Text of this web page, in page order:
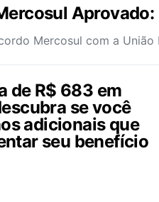
Mercosul com a
de R$ 683 em
se você
adicionais que
seu benefício